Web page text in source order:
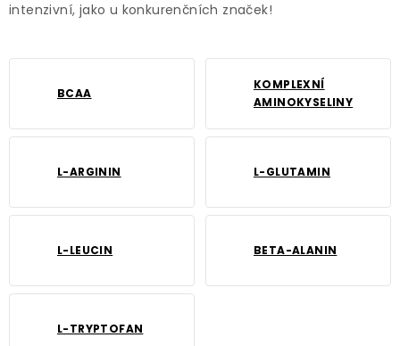
intenzivní, jako u konkurenčních značek!
BCAA
KOMPLEXNÍ
AMINOKYSELINY
L-ARGININ L-GLUTAMIN
L-LEUCIN BETA-ALANIN
L-TRYPTOFAN